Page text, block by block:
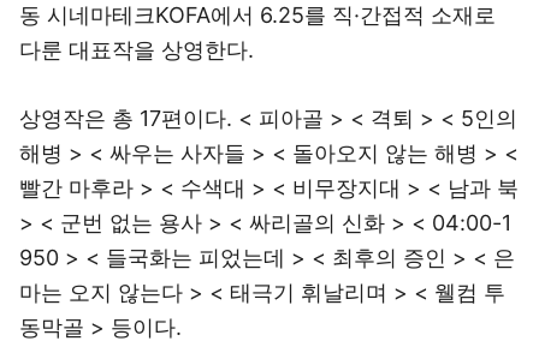
동 시네마테크KOFA에서 6.25를 직·간접적 소재로
다룬 대표작을 상영한다.
상영작은 총 17편이다. < 피아골 > < 격퇴 > < 5인의
해병 > < 싸우는 사자들 > < 돌아오지 않는 해병 > <
빨간 마후라 > < 수색대 > < 비무장지대 > < 남과 북
> < 군번 없는 용사 > < 싸리골의 신화 > < 04:00-1
950 > < 들국화는 피었는데 > < 최후의 증인 > < 은
마는 오지 않는다 > < 태극기 휘날리며 > < 웰컴 투
동막골 > 등이다.